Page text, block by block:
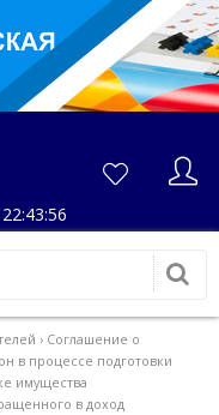
› Соглашение о
в процессе подготовки
имущества
в доход